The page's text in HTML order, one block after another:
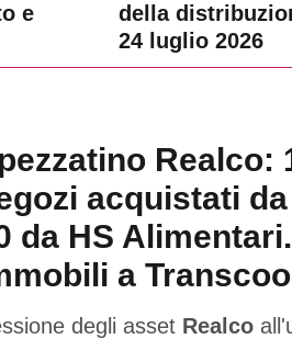
e
della
24 luglio 2026
Realco:
acquistati da
da HS
a
degli asset Realco